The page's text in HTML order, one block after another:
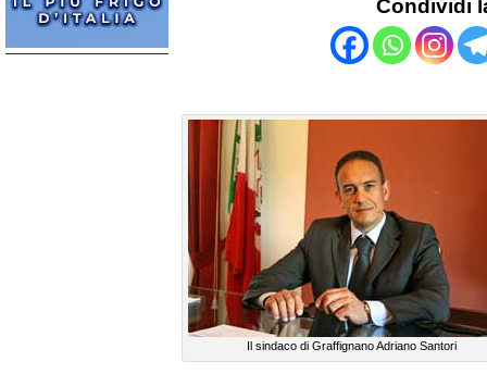
Condividi
Il sindaco di Graffignano Adriano Santori